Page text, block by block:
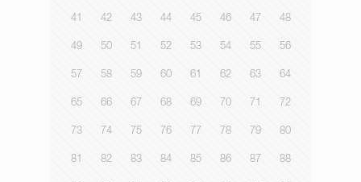
41 42 43 44 45 46 47 48
49 50 51 52 53 54 55 56
57 58 59 60 61 62 63 64
65 66 67 68 69 70 71 72
73 74 75 76 77 78 79 80
81 82 83 84 85 86 87 88